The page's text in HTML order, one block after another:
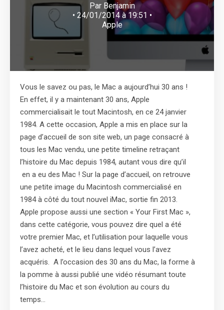
Par Benjamin
• 24/01/2014 à 19:51 •
Apple
Vous le savez ou pas, le Mac a aujourd’hui 30 ans !
En effet, il y a maintenant 30 ans, Apple
commercialisait le tout Macintosh, en ce 24 janvier
1984. A cette occasion, Apple a mis en place sur la
page d’accueil de son site web, un page consacré à
tous les Mac vendu, une petite timeline retraçant
l’histoire du Mac depuis 1984, autant vous dire qu’il
en a eu des Mac ! Sur la page d’accueil, on retrouve
une petite image du Macintosh commercialisé en
1984 à côté du tout nouvel iMac, sortie fin 2013.
Apple propose aussi une section « Your First Mac »,
dans cette catégorie, vous pouvez dire quel a été
votre premier Mac, et l’utilisation pour laquelle vous
l’avez acheté, et le lieu dans lequel vous l’avez
acquéris. A l’occasion des 30 ans du Mac, la forme à
la pomme à aussi publié une vidéo résumant toute
l’histoire du Mac et son évolution au cours du
temps…